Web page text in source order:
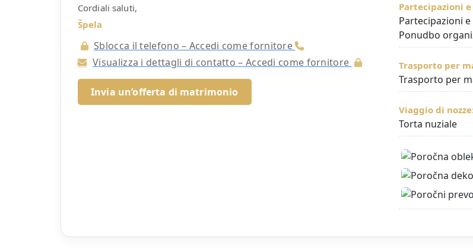
Cordiali saluti,
Špela
Sblocca il telefono – Accedi come fornitore
Visualizza i dettagli di contatto – Accedi come fornitore
Invia un’offerta di matrimonio
Partecipazioni
Partecipazioni
Ponudbo
Trasporto per
Trasporto per
Viaggio di
Torta nuziale